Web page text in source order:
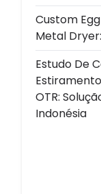
Custom
Metal
Estudo De
OTR:
Indonésia